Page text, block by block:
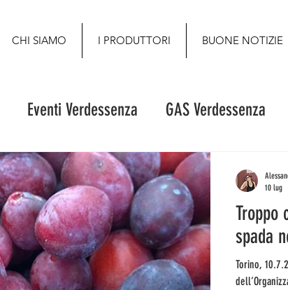
CHI SIAMO I PRODUTTORI BUONE NOTIZIE
Eventi Verdessenza GAS Verdessenza
Troppo
spada
Torino, 10.7.2026 Si muore di caldo.
10 lug